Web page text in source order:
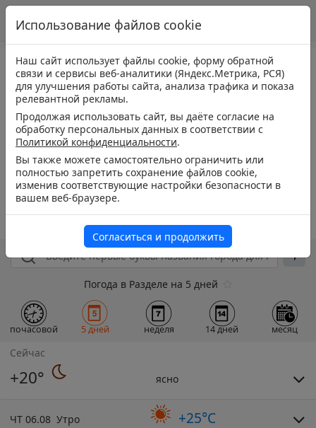
Погода в Разделе на 5 дней
почасовой 5 дней неделя 14 дней месяц
Сейчас
+20° ясно
ЧТ 06.08 Утро +25°C
Использование файлов cookie
Наш сайт использует файлы cookie, форму обратной
связи и сервисы веб-аналитики (Яндекс.Метрика, РСЯ)
для улучшения работы сайта, анализа трафика и показа
релевантной рекламы.
Продолжая использовать сайт, вы даёте согласие на
обработку персональных данных в соответствии с
Политикой конфиденциальности.
Вы также можете самостоятельно ограничить или
полностью запретить сохранение файлов cookie,
изменив соответствующие настройки безопасности в
вашем веб-браузере.
Согласиться и продолжить